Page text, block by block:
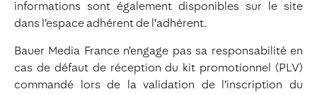
informations sont également disponibles sur le site
dans l’espace adhérent de l’adhérent.
Bauer Media France n’engage pas sa responsabilité en
cas de défaut de réception du kit promotionnel (PLV)
commandé lors de la validation de l’inscription du